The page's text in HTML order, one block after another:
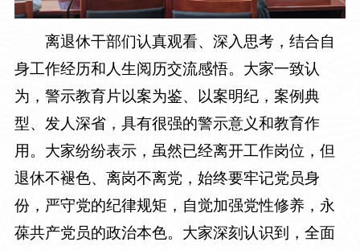
离退休干部们认真观看、深入思考，结合自
身工作经历和人生阅历交流感悟。大家一致认
为，警示教育片以案为鉴、以案明纪，案例典
型、发人深省，具有很强的警示意义和教育作
用。大家纷纷表示，虽然已经离开工作岗位，但
退休不褪色、离岗不离党，始终要牢记党员身
份，严守党的纪律规矩，自觉加强党性修养，永
葆共产党员的政治本色。大家深刻认识到，全面